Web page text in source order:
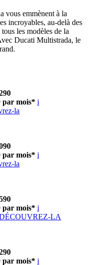
vous emmènent à la
incroyables, au-delà des
les modèles de la
Ducati Multistrada, le
par mois* i
la
par mois* i
la
par mois* i
LA
par mois* i